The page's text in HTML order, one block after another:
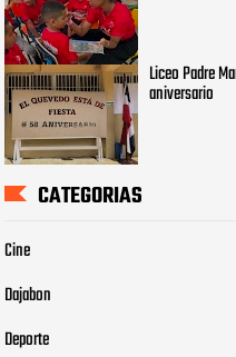
Liceo Padre
aniversario
CATEGORIAS
Cine
Dajabon
Deporte